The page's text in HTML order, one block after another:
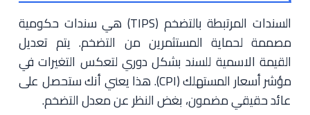
السندات المرتبطة بالتضخم (TIPS) هي سندات حكومية
مصممة لحماية المستثمرين من التضخم. يتم تعديل
القيمة الاسمية للسند بشكل دوري لتعكس التغيرات في
مؤشر أسعار المستهلك (CPI). هذا يعني أنك ستحصل على
عائد حقيقي مضمون، بغض النظر عن معدل التضخم.